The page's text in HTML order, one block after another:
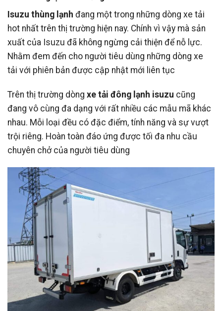
Isuzu thùng lạnh đang một trong những dòng xe tải
hot nhất trên thị trường hiện nay. Chính vì vậy mà sản
xuất của Isuzu đã không ngừng cải thiện để nỗ lực.
Nhằm đem đến cho người tiêu dùng những dòng xe
tải với phiên bản được cập nhật mới liên tục
Trên thị trường dòng xe tải đông lạnh isuzu cũng
đang vô cùng đa dạng với rất nhiều các mẫu mã khác
nhau. Mỗi loại đều có đặc điểm, tính năng và sự vượt
trội riêng. Hoàn toàn đáo ứng được tối đa nhu cầu
chuyên chở của người tiêu dùng